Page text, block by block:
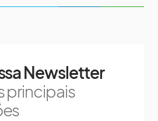
Newsletter
principais